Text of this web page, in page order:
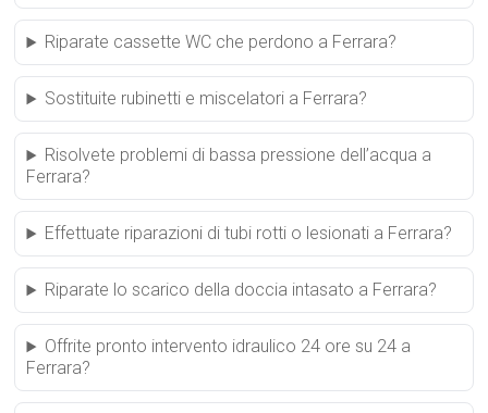
Riparate cassette WC che perdono a Ferrara?
Sostituite rubinetti e miscelatori a Ferrara?
Risolvete problemi di bassa pressione dell’acqua a
Ferrara?
Effettuate riparazioni di tubi rotti o lesionati a Ferrara?
Riparate lo scarico della doccia intasato a Ferrara?
Offrite pronto intervento idraulico 24 ore su 24 a
Ferrara?